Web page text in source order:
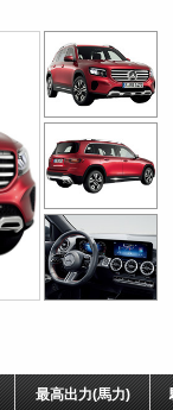
最高出力(馬力)